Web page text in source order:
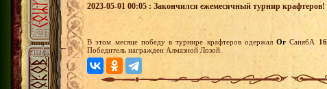
2023-05-01 00:05 : Закончился ежемесячный турнир крафтеров!
В этом месяце победу в турнире крафтеров одержал Or СанябА 16
Победитель награжден Алмазной Лозой.